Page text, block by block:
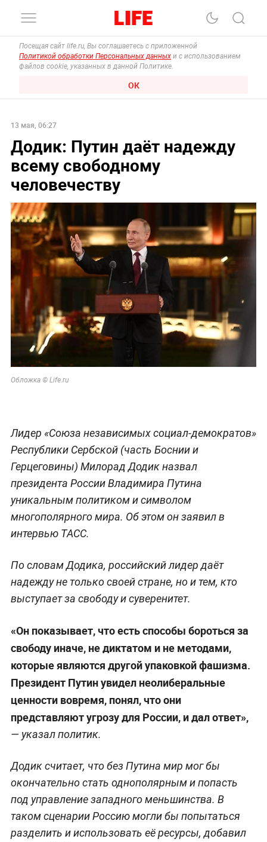
Посещая сайт life.ru, Вы соглашаетесь с приложенной
Политикой обработки Персональных данных и с использованием
файлов cookie, указанных в данной Политике.
ОК
13 мая, 06:27
Додик: Путин даёт надежду
всему свободному
человечеству
Обложка © Life.ru
Лидер «Союза независимых социал-демократов»
Республики Сербской (часть Боснии и
Герцеговины) Милорад Додик назвал
президента России Владимира Путина
уникальным политиком и символом
многополярного мира. Об этом он заявил в
интервью ТАСС.
По словам Додика, российский лидер даёт
надежду не только своей стране, но и тем, кто
выступает за свободу и суверенитет.
«Он показывает, что есть способы бороться за
свободу иначе, не диктатом и не методами,
которые являются другой упаковкой фашизма.
Президент Путин увидел неолиберальные
ценности вовремя, понял, что они
представляют угрозу для России, и дал ответ»,
— указал политик.
Додик считает, что без Путина мир мог бы
окончательно стать однополярным и попасть
под управление западного меньшинства. В
таком сценарии Россию могли бы попытаться
разделить и использовать её ресурсы, добавил